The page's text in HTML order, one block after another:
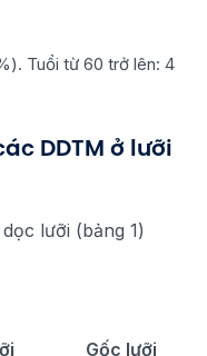
Tuổi từ 60 trở lên: 4
DDTM ở lưỡi
lưỡi (bảng 1)
Gốc lưỡi